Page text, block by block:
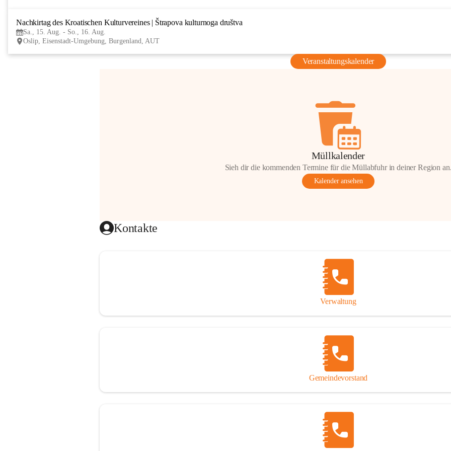
Nachkirtag des Kroatischen Kulturvereines | Štrapova kulturnoga društva
Sa., 15. Aug. - So., 16. Aug.
Oslip, Eisenstadt-Umgebung, Burgenland, AUT
Veranstaltungskalender
Müllkalender
Sieh dir die kommenden Termine für die Müllabfuhr in deiner Region an.
Kalender ansehen
Kontakte
Verwaltung
Gemeindevorstand